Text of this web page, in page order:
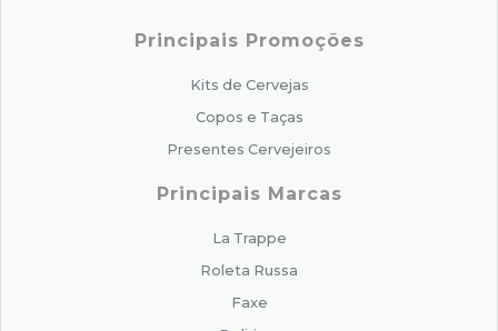
Principais Promoções
Kits de Cervejas
Copos e Taças
Presentes Cervejeiros
Principais Marcas
La Trappe
Roleta Russa
Faxe